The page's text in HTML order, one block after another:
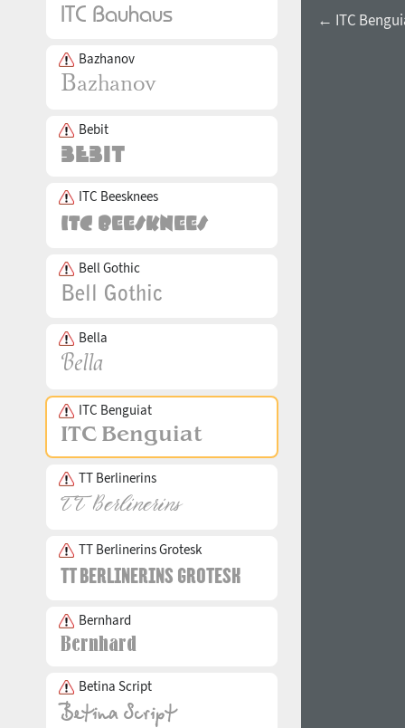
Bazhanov
Bebit
ITC Beesknees
Bell Gothic
Bella
ITC Benguiat
TT Berlinerins
TT Berlinerins Grotesk
Bernhard
Betina Script
← ITC